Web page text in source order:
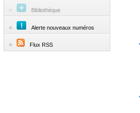
Bibliothèque
Alerte nouveaux numéros
Flux RSS